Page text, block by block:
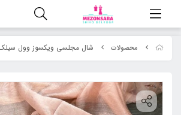
محصولات شال مجلسی ویکسوز وول سیلک